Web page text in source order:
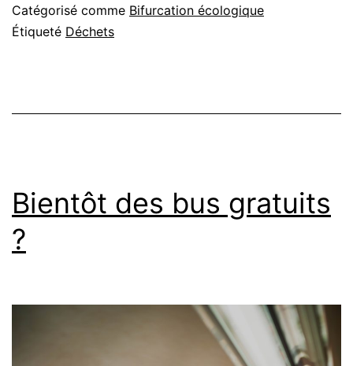
Catégorisé comme Bifurcation écologique
Étiqueté Déchets
Bientôt des bus gratuits
?